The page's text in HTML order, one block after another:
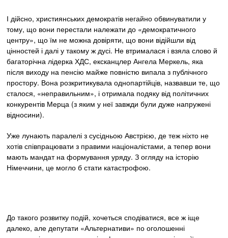
І дійсно, християнських демократів негайно обвинуватили у
тому, що вони перестали належати до «демократичного
центру», що їм не можна довіряти, що вони відійшли від
цінностей і далі у такому ж дусі. Не втрималася і взяла слово й
багаторічна лідерка ХДС, ексканцлер Ангела Меркель, яка
після виходу на пенсію майже повністю випала з публічного
простору. Вона розкритикувала однопартійців, назвавши те, що
сталося, «неправильним», і отримала подяку від політичних
конкурентів Мерца (з яким у неї завжди були дуже напружені
відносини).
Уже лунають паралелі з сусідньою Австрією, де теж ніхто не
хотів співпрацювати з правими націоналістами, а тепер вони
мають мандат на формування уряду. З огляду на історію
Німеччини, це могло б стати катастрофою.
До такого розвитку подій, хочеться сподіватися, все ж іще
далеко, але депутати «Альтернативи» по оголошенні